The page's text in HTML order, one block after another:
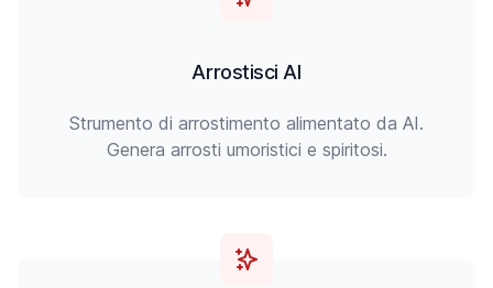
Arrostisci AI
Strumento di arrostimento alimentato da AI.
Genera arrosti umoristici e spiritosi.